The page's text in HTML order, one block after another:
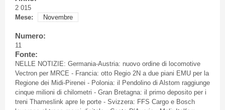
2 015
Mese:
Novembre
Numero:
11
Fonte:
NELLE NOTIZIE: Germania-Austria: nuovo ordine di locomotive
Vectronper MRCE - Francia: otto Regio 2N a due piani EMU per la
Regione dei Midi-Pirenei - Polonia: il Pendolino di Alstom raggiunge
cinque milioni di chilometri - Gran Bretagna: il primo depositoper i
treni Thameslink aprele porte- Svizzera: FFS Cargo e Bosch